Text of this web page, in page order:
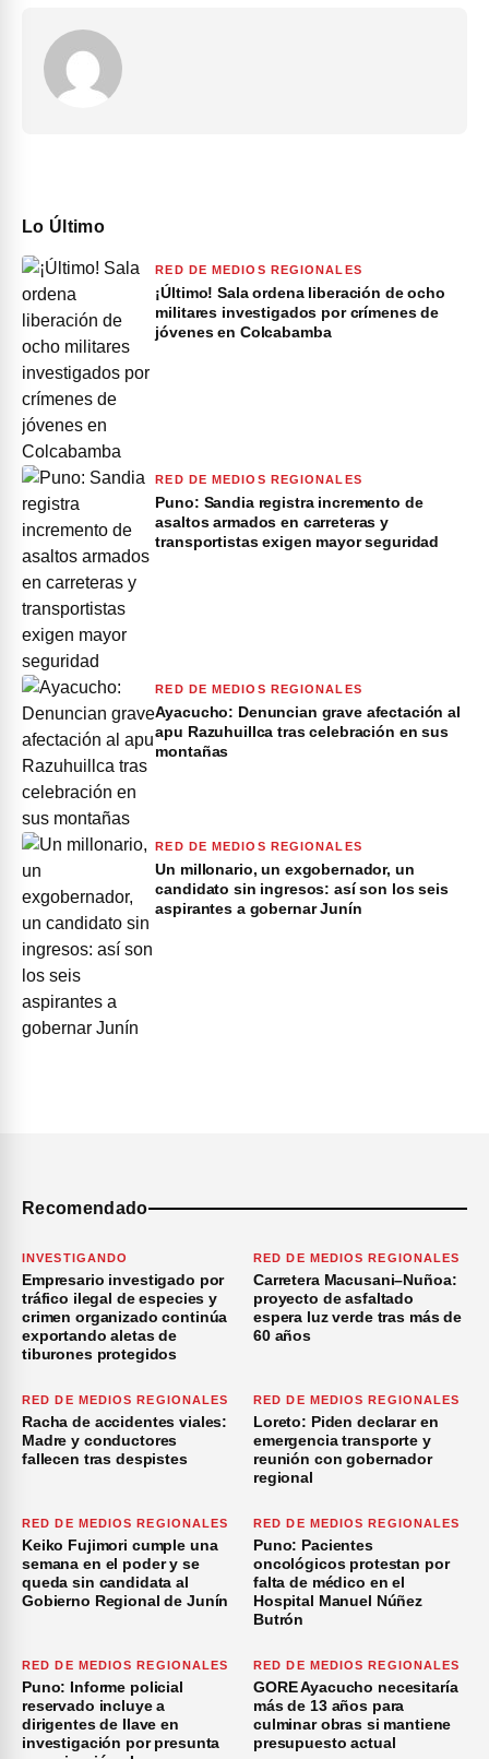
Lo Último
RED DE MEDIOS REGIONALES
¡Último! Sala ordena liberación de ocho
militares investigados por crímenes de
jóvenes en Colcabamba
RED DE MEDIOS REGIONALES
Puno: Sandia registra incremento de
asaltos armados en carreteras y
transportistas exigen mayor seguridad
RED DE MEDIOS REGIONALES
Ayacucho: Denuncian grave afectación al
apu Razuhuillca tras celebración en sus
montañas
RED DE MEDIOS REGIONALES
Un millonario, un exgobernador, un
candidato sin ingresos: así son los seis
aspirantes a gobernar Junín
Recomendado
INVESTIGANDO
Empresario investigado por
tráfico ilegal de especies y
crimen organizado continúa
exportando aletas de
tiburones protegidos
RED DE MEDIOS REGIONALES
Carretera Macusani–Nuñoa:
proyecto de asfaltado
espera luz verde tras más de
60 años
RED DE MEDIOS REGIONALES
Racha de accidentes viales:
Madre y conductores
fallecen tras despistes
RED DE MEDIOS REGIONALES
Loreto: Piden declarar en
emergencia transporte y
reunión con gobernador
regional
RED DE MEDIOS REGIONALES
Keiko Fujimori cumple una
semana en el poder y se
queda sin candidata al
Gobierno Regional de Junín
RED DE MEDIOS REGIONALES
Puno: Pacientes
oncológicos protestan por
falta de médico en el
Hospital Manuel Núñez
Butrón
RED DE MEDIOS REGIONALES
Puno: Informe policial
reservado incluye a
dirigentes de Ilave en
investigación por presunta
RED DE MEDIOS REGIONALES
GORE Ayacucho necesitaría
más de 13 años para
culminar obras si mantiene
presupuesto actual